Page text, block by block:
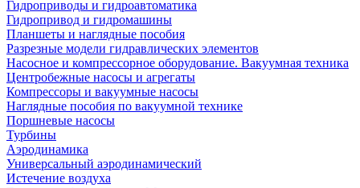
Гидроприводы и гидроавтоматика
Гидропривод и гидромашины
Планшеты и наглядные пособия
Разрезные модели гидравлических элементов
Насосное и компрессорное оборудование. Вакуумная техника
Центробежные насосы и агрегаты
Компрессоры и вакуумные насосы
Наглядные пособия по вакуумной технике
Поршневые насосы
Турбины
Аэродинамика
Универсальный аэродинамический
Истечение воздуха